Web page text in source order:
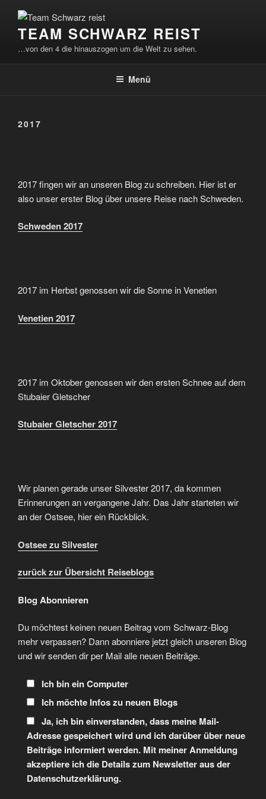
Inhalt
springenTEAM SCHWARZ REIST
…von den 4 die hinauszogen um die Welt zu sehen.
Menü
2017
2017 fingen wir an unseren Blog zu schreiben. Hier ist er
also unser erster Blog über unsere Reise nach Schweden.
Schweden 2017
2017 im Herbst genossen wir die Sonne in Venetien
Venetien 2017
2017 im Oktober genossen wir den ersten Schnee auf dem
Stubaier Gletscher
Stubaier Gletscher 2017
Wir planen gerade unser Silvester 2017, da kommen
Erinnerungen an vergangene Jahr. Das Jahr starteten wir
an der Ostsee, hier ein Rückblick.
Ostsee zu Silvester
zurück zur Übersicht Reiseblogs
Blog Abonnieren
Du möchtest keinen neuen Beitrag vom Schwarz-Blog
mehr verpassen? Dann abonniere jetzt gleich unseren Blog
und wir senden dir per Mail alle neuen Beiträge.
Ich bin ein Computer
Ich möchte Infos zu neuen Blogs
Ja, ich bin einverstanden, dass meine Mail-
Adresse gespeichert wird und ich darüber über neue
Beiträge informiert werden. Mit meiner Anmeldung
akzeptiere ich die Details zum Newsletter aus der
Datenschutzerklärung.